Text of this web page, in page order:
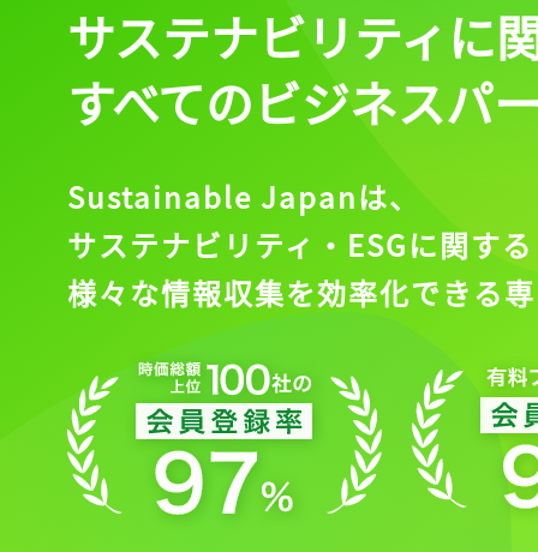
サステナビリティに
すべてのビジネスパ
Sustainable Japanは、
サステナビリティ・ESGに関する
様々な情報収集を効率化できる